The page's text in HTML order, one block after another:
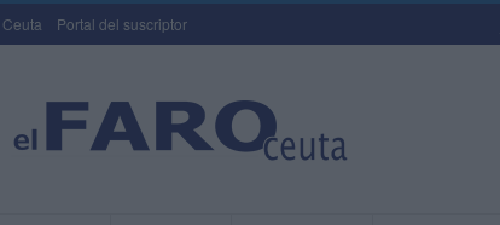
Portal del suscriptor